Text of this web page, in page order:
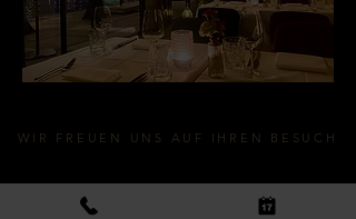
WIR FREUEN UNS AUF IHREN BESUCH